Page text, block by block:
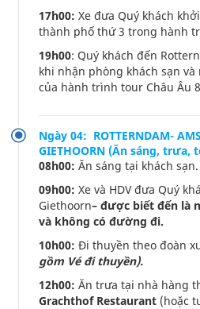
17h00: Xe đưa Quý khách
thành phố thứ 3 trong hành
19h00: Quý khách đến
khi nhận phòng khách sạn
của hành trình tour Châu Âu
Ngày 04: ROTTERNDAM-
GIETHOORN (Ăn sáng, trưa,
08h00: Ăn sáng tại khách sạn.
09h00: Xe và HDV đưa Quý
Giethoorn– được biết đến là
và không có đường đi.
10h00: Đi thuyền theo đoàn
gồm Vé đi thuyền).
12h00: Ăn trưa tại nhà hàng
Grachthof Restaurant (hoặc